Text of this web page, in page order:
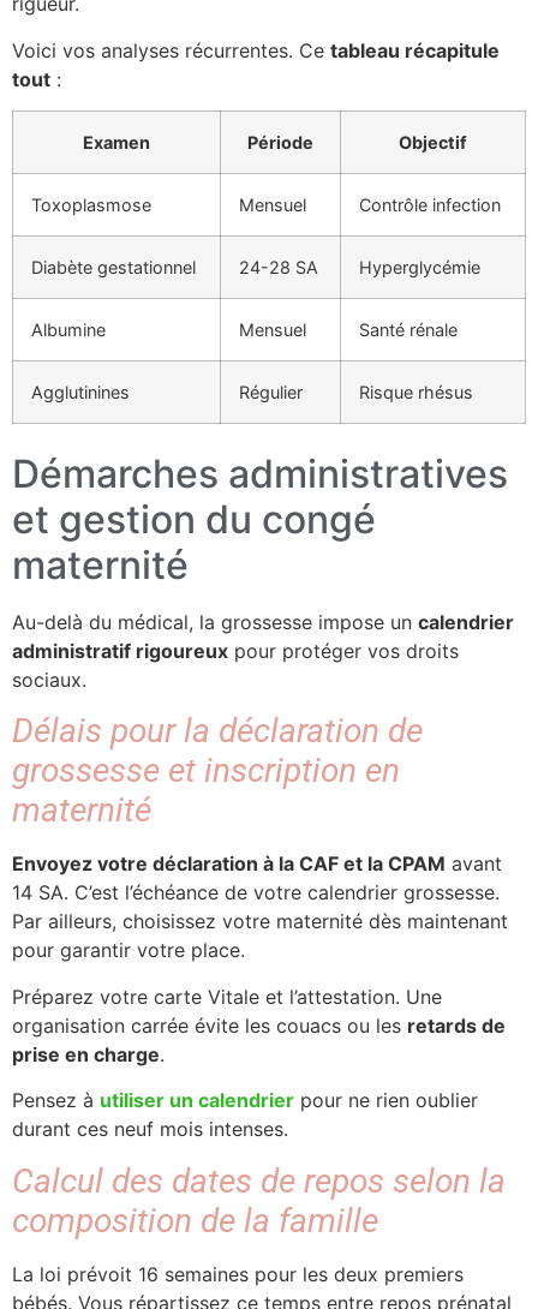
Voici vos analyses récurrentes. Ce tableau récapitule
tout :
Examen Période Objectif
Toxoplasmose Mensuel Contrôle infection
Diabète gestationnel 24-28 SA Hyperglycémie
Albumine Mensuel Santé rénale
Agglutinines Régulier Risque rhésus
Démarches administratives
et gestion du congé
maternité
Au-delà du médical, la grossesse impose un calendrier
administratif rigoureux pour protéger vos droits
sociaux.
Délais pour la déclaration de
grossesse et inscription en
maternité
Envoyez votre déclaration à la CAF et la CPAM avant
14 SA. C’est l’échéance de votre calendrier grossesse.
Par ailleurs, choisissez votre maternité dès maintenant
pour garantir votre place.
Préparez votre carte Vitale et l’attestation. Une
organisation carrée évite les couacs ou les retards de
prise en charge.
Pensez à utiliser un calendrier pour ne rien oublier
durant ces neuf mois intenses.
Calcul des dates de repos selon la
composition de la famille
La loi prévoit 16 semaines pour les deux premiers
bébés. Vous répartissez ce temps entre repos prénatal